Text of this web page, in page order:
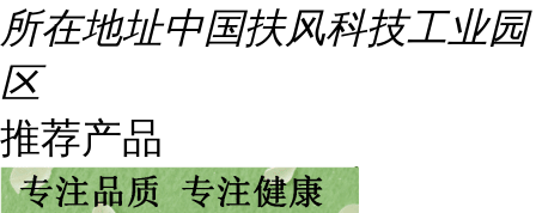
所在地址中国扶风科技工业园
区
推荐产品